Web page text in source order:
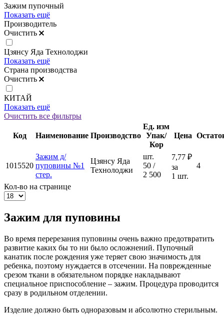
Зажим пупочный
Показать ещё
Производитель
Очистить
Цзянсу Яда Технолоджи
Показать ещё
Страна производства
Очистить
КИТАЙ
Показать ещё
Очистить все фильтры
Код Наименование Производство
Ед. изм
Упак/
Кор
Цена
1015520
Зажим д/
пуповины №1
стер.
Цзянсу Яда
Технолоджи
шт.
50 /
2 500
7,77 ₽
за
1 шт.
4
Кол-во на странице
Зажим для пуповины
Во время перерезания пуповины очень важно предотвратить
развитие каких бы то ни было осложнений. Пупочный
канатик после рождения уже теряет свою значимость для
ребенка, поэтому нуждается в отсечении. На поврежденные
срезом ткани в обязательном порядке накладывают
специальное приспособление – зажим. Процедура проводится
сразу в родильном отделении.
Изделие должно быть одноразовым и абсолютно стерильным.